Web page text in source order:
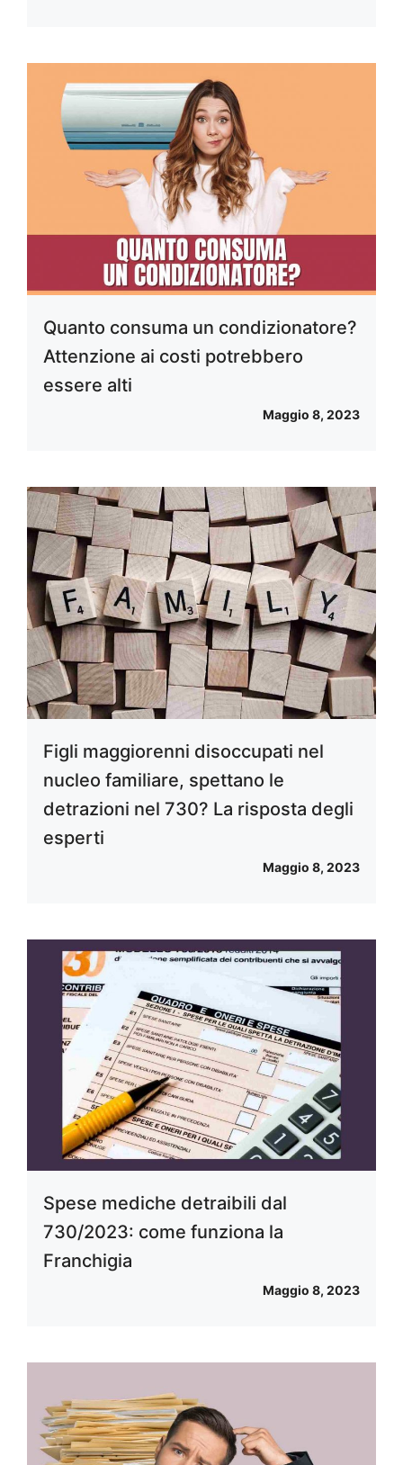
Quanto consuma un condizionatore?
Attenzione ai costi potrebbero
essere alti
Maggio 8, 2023
Figli maggiorenni disoccupati nel
nucleo familiare, spettano le
detrazioni nel 730? La risposta degli
esperti
Maggio 8, 2023
Spese mediche detraibili dal
730/2023: come funziona la
Franchigia
Maggio 8, 2023